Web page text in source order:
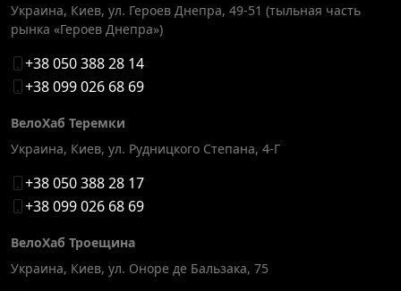
Украина, Киев, ул. Героев Днепра, 49-51 (тыльная часть
рынка «Героев Днепра»)
+38 050 388 28 14
+38 099 026 68 69
ВелоХаб Теремки
Украина, Киев, ул. Рудницкого Степана, 4-Г
+38 050 388 28 17
+38 099 026 68 69
ВелоХаб Троещина
Украина, Киев, ул. Оноре де Бальзака, 75